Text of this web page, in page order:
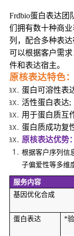
Frdbio蛋白表达团
们拥有数十种商
列，配合多种表
可以根据客户需
件和表达宿主。
原核表达特色：
蛋白可溶性表
活性蛋白表达;
用于蛋白质互
蛋白质成功复
原核表达优势：
根据客户序列信
子偏爱性等多维
服务内容
基因优化合成
蛋白表达
*